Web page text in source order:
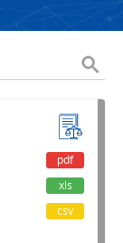
pdf
xls
csv